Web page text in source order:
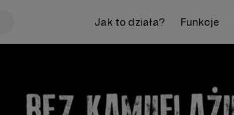
Jak to działa? Funkcje